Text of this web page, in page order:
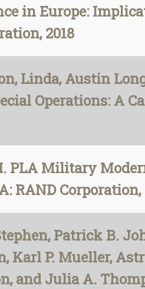
in Europe:
2018
Linda, Austin
Operations: A
PLA Military
RAND Corporation,
Patrick B.
Karl P. Mueller,
and Julia A.